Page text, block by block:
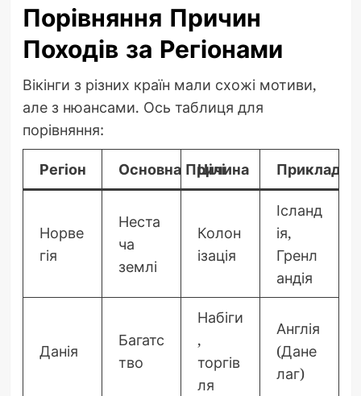
Порівняння Причин
Походів за Регіонами
Вікінги з різних країн мали схожі мотиви,
але з нюансами. Ось таблиця для
порівняння:
Регіон Основна Причина
Цілі Приклад
Норве
гія
Неста
ча
землі
Колон
ізація
Ісланд
ія,
Гренл
андія
Данія
Багатс
тво
Набіги
,
торгів
ля
Англія
(Дане
лаг)